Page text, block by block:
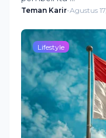
Teman Karir-Agustus
Lifestyle